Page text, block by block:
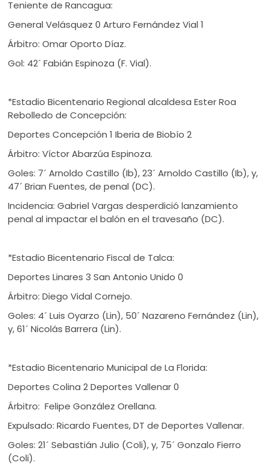
Teniente de Rancagua:
General Velásquez 0 Arturo Fernández Vial 1
Árbitro: Omar Oporto Díaz.
Gol: 42´ Fabián Espinoza (F. Vial).
*Estadio Bicentenario Regional alcaldesa Ester Roa
Rebolledo de Concepción:
Deportes Concepción 1 Iberia de Biobío 2
Árbitro: Víctor Abarzúa Espinoza.
Goles: 7´ Arnoldo Castillo (Ib), 23´ Arnoldo Castillo (Ib), y,
47´ Brian Fuentes, de penal (DC).
Incidencia: Gabriel Vargas desperdició lanzamiento
penal al impactar el balón en el travesaño (DC).
*Estadio Bicentenario Fiscal de Talca:
Deportes Linares 3 San Antonio Unido 0
Árbitro: Diego Vidal Cornejo.
Goles: 4´ Luis Oyarzo (Lin), 50´ Nazareno Fernández (Lin),
y, 61´ Nicolás Barrera (Lin).
*Estadio Bicentenario Municipal de La Florida:
Deportes Colina 2 Deportes Vallenar 0
Árbitro: Felipe González Orellana.
Expulsado: Ricardo Fuentes, DT de Deportes Vallenar.
Goles: 21´ Sebastián Julio (Coli), y, 75´ Gonzalo Fierro
(Coli).